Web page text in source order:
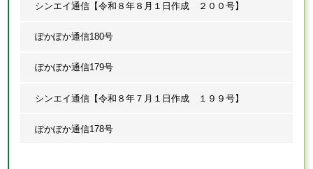
シンエイ通信【令和８年８月１日作成 ２００号】
ぽかぽか通信180号
ぽかぽか通信179号
シンエイ通信【令和８年７月１日作成 １９９号】
ぽかぽか通信178号